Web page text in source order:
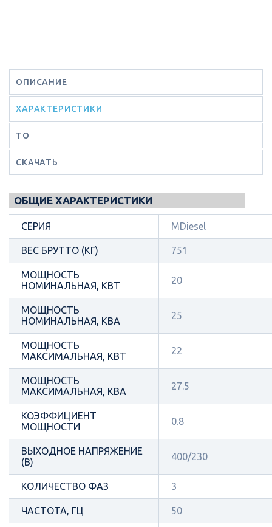
ОПИСАНИЕ
ХАРАКТЕРИСТИКИ
ТО
СКАЧАТЬ
ОБЩИЕ ХАРАКТЕРИСТИКИ
СЕРИЯ MDiesel
ВЕС БРУТТО (КГ) 751
МОЩНОСТЬ
НОМИНАЛЬНАЯ, КВТ
20
МОЩНОСТЬ
НОМИНАЛЬНАЯ, КВА
25
МОЩНОСТЬ
МАКСИМАЛЬНАЯ, КВТ
22
МОЩНОСТЬ
МАКСИМАЛЬНАЯ, КВА
27.5
КОЭФФИЦИЕНТ
МОЩНОСТИ
0.8
ВЫХОДНОЕ НАПРЯЖЕНИЕ
(В)
400/230
КОЛИЧЕСТВО ФАЗ 3
ЧАСТОТА, ГЦ 50